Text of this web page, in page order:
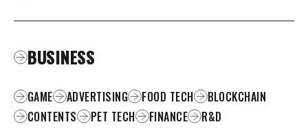
BUSINESS
GAME ADVERTISING FOOD TECH
BLOCKCHAIN
CONTENTS
PET TECH FINANCE R&D